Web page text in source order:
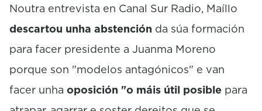
Noutra entrevista en Canal Sur Radio, Maíllo
descartou unha abstención da súa formación
para facer presidente a Juanma Moreno
porque son "modelos antagónicos" e van
facer unha oposición "o máis útil posible para